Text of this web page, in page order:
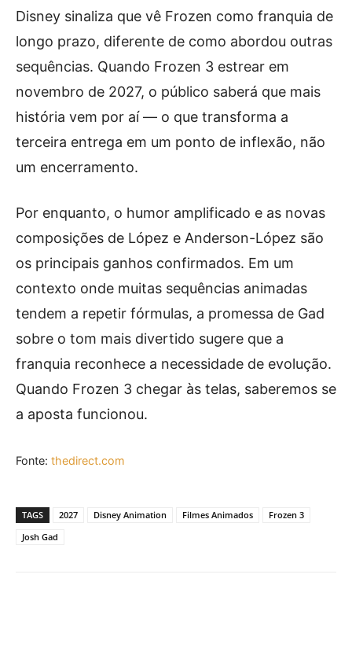
Disney sinaliza que vê Frozen como franquia de
longo prazo, diferente de como abordou outras
sequências. Quando Frozen 3 estrear em
novembro de 2027, o público saberá que mais
história vem por aí — o que transforma a
terceira entrega em um ponto de inflexão, não
um encerramento.
Por enquanto, o humor amplificado e as novas
composições de López e Anderson-López são
os principais ganhos confirmados. Em um
contexto onde muitas sequências animadas
tendem a repetir fórmulas, a promessa de Gad
sobre o tom mais divertido sugere que a
franquia reconhece a necessidade de evolução.
Quando Frozen 3 chegar às telas, saberemos se
a aposta funcionou.
Fonte: thedirect.com
TAGS 2027 Disney Animation Filmes Animados
Frozen 3
Josh Gad